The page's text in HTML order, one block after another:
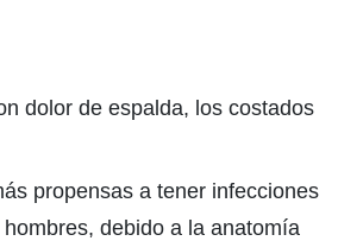
dolor de espalda, los costados
propensas a tener infecciones
debido a la anatomía